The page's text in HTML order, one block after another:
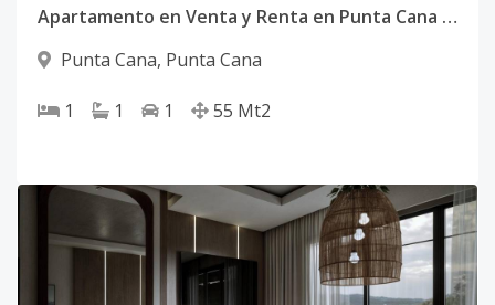
Apartamento en Venta y Renta en Punta Cana ( Single One)
Punta Cana, Punta Cana
1 1 1 55 Mt2